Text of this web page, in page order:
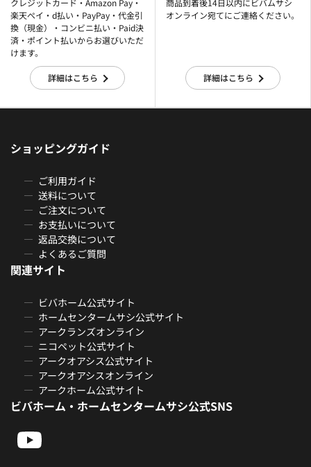
楽天ぺイ・d払い・PayPay・代金引
換（現金）・コンビニ払い・Paid決
済・ポイント払いからお選びいただ
けます。
詳細はこちら
オンライン宛てにご連絡ください。
詳細はこちら
ショッピングガイド
ご利用ガイド
送料について
ご注文について
お支払いについて
返品交換について
よくあるご質問
関連サイト
ビバホーム公式サイト
ホームセンタームサシ公式サイト
アークランズオンライン
ニコペット公式サイト
アークオアシス公式サイト
アークオアシスオンライン
アークホーム公式サイト
ビバホーム・ホームセンタームサシ公式SNS